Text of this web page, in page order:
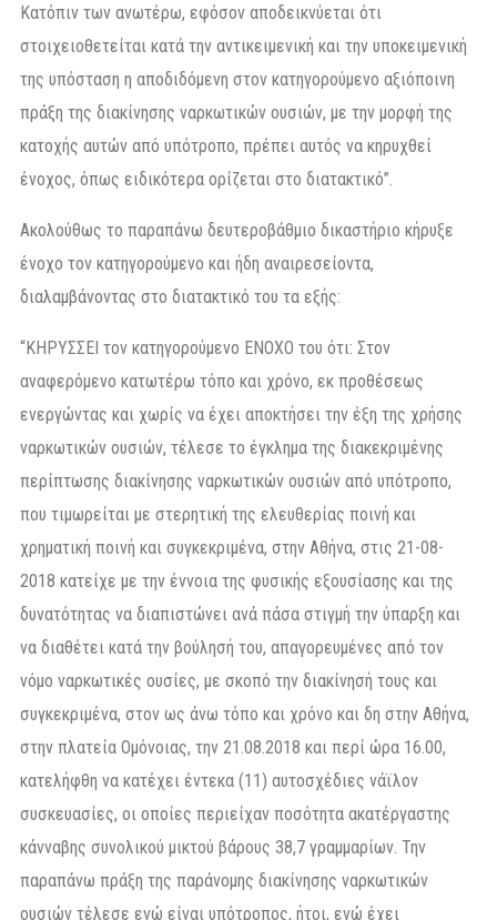
Κατόπιν των ανωτέρω, εφόσον αποδεικνύεται ότι
στοιχειοθετείται κατά την αντικειμενική και την υποκειμενική
της υπόσταση η αποδιδόμενη στον κατηγορούμενο αξιόποινη
πράξη της διακίνησης ναρκωτικών ουσιών, με την μορφή της
κατοχής αυτών από υπότροπο, πρέπει αυτός να κηρυχθεί
ένοχος, όπως ειδικότερα ορίζεται στο διατακτικό”.
Ακολούθως το παραπάνω δευτεροβάθμιο δικαστήριο κήρυξε
ένοχο τον κατηγορούμενο και ήδη αναιρεσείοντα,
διαλαμβάνοντας στο διατακτικό του τα εξής:
“ΚΗΡΥΣΣΕΙ τον κατηγορούμενο ΕΝΟΧΟ του ότι: Στον
αναφερόμενο κατωτέρω τόπο και χρόνο, εκ προθέσεως
ενεργώντας και χωρίς να έχει αποκτήσει την έξη της χρήσης
ναρκωτικών ουσιών, τέλεσε το έγκλημα της διακεκριμένης
περίπτωσης διακίνησης ναρκωτικών ουσιών από υπότροπο,
που τιμωρείται με στερητική της ελευθερίας ποινή και
χρηματική ποινή και συγκεκριμένα, στην Αθήνα, στις 21-08-
2018 κατείχε με την έννοια της φυσικής εξουσίασης και της
δυνατότητας να διαπιστώνει ανά πάσα στιγμή την ύπαρξη και
να διαθέτει κατά την βούλησή του, απαγορευμένες από τον
νόμο ναρκωτικές ουσίες, με σκοπό την διακίνησή τους και
συγκεκριμένα, στον ως άνω τόπο και χρόνο και δη στην Αθήνα,
στην πλατεία Ομόνοιας, την 21.08.2018 και περί ώρα 16.00,
κατελήφθη να κατέχει έντεκα (11) αυτοσχέδιες νάϊλον
συσκευασίες, οι οποίες περιείχαν ποσότητα ακατέργαστης
κάνναβης συνολικού μικτού βάρους 38,7 γραμμαρίων. Την
παραπάνω πράξη της παράνομης διακίνησης ναρκωτικών
ουσιών τέλεσε ενώ είναι υπότροπος, ήτοι, ενώ έχει